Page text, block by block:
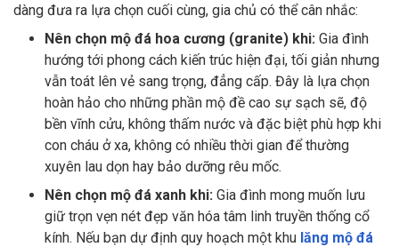
dàng đưa ra lựa chọn cuối cùng, gia chủ có thể cân nhắc:
Nên chọn mộ đá hoa cương (granite) khi: Gia đình
hướng tới phong cách kiến trúc hiện đại, tối giản nhưng
vẫn toát lên vẻ sang trọng, đẳng cấp. Đây là lựa chọn
hoàn hảo cho những phần mộ đề cao sự sạch sẽ, độ
bền vĩnh cửu, không thấm nước và đặc biệt phù hợp khi
con cháu ở xa, không có nhiều thời gian để thường
xuyên lau dọn hay bảo dưỡng rêu mốc.
Nên chọn mộ đá xanh khi: Gia đình mong muốn lưu
giữ trọn vẹn nét đẹp văn hóa tâm linh truyền thống cổ
kính. Nếu bạn dự định quy hoạch một khu lăng mộ đá